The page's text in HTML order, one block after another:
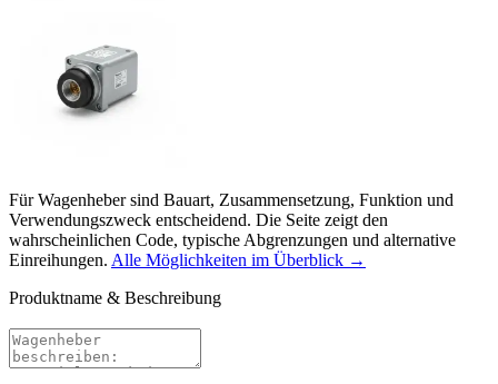
Für Wagenheber sind Bauart, Zusammensetzung, Funktion und
Verwendungszweck entscheidend. Die Seite zeigt den
wahrscheinlichen Code, typische Abgrenzungen und alternative
Einreihungen. Alle Möglichkeiten im Überblick →
Produktname & Beschreibung